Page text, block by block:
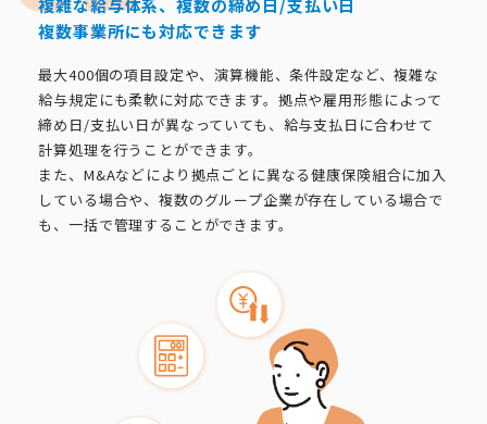
複雑な給与体系、複数の締め日/支払い日
複数事業所にも対応できます
最大400個の項目設定や、演算機能、条件設定など、複雑な
給与規定にも柔軟に対応できます。拠点や雇用形態によって
締め日/支払い日が異なっていても、給与支払日に合わせて
計算処理を行うことができます。
また、M&Aなどにより拠点ごとに異なる健康保険組合に加入
している場合や、複数のグループ企業が存在している場合で
も、一括で管理することができます。